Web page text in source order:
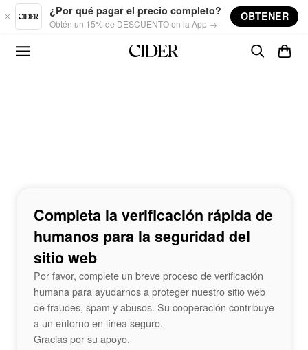
Skip to main content
¿Por qué pagar el precio completo?
Obtén un 15% de DESCUENTO en la App →
OBTENER
Completa la verificación rápida de
humanos para la seguridad del
sitio web
Por favor, complete un breve proceso de verificación
humana para ayudarnos a proteger nuestro sitio web
de fraudes, spam y abusos. Su cooperación contribuye
a un entorno en línea seguro.
Gracias por su apoyo.